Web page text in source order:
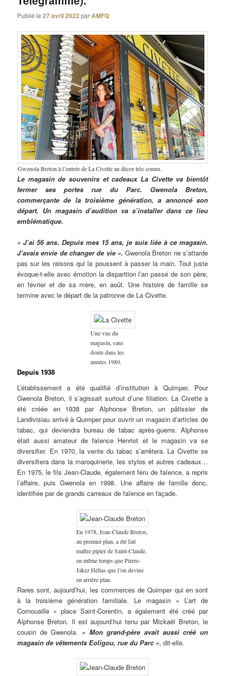
Publié le27 avril 2022 parAMFQ
Gwenola Breton à l’entrée de La Civette au décor très connu.
Le magasin de souvenirs et cadeaux La Civette va bientôt
fermer ses portes rue du Parc. Gwenola Breton,
commerçante de la troisième génération, a annoncé son
départ. Un magasin d’audition va s’installer dans ce lieu
emblématique.
« J’ai 56 ans. Depuis mes 15 ans, je suis liée à ce magasin.
J’avais envie de changer de vie ».Gwenola Breton ne s’attarde
pas sur les raisons qui la poussent à passer la main. Tout juste
évoque-t-elle avec émotion la disparition l’an passé de son père,
en février et de sa mère, en août. Une histoire de famille se
termine avec le départ de la patronne de La Civette.
Une vue du
magasin, sans
doute dans les
années 1980.
Depuis 1938
L’établissement a été qualifié d’institution à Quimper. Pour
Gwenola Breton, il s’agissait surtout d’une filiation. La Civette a
été créée en 1938 par Alphonse Breton, un pâtissier de
Landivisiau arrivé à Quimper pour ouvrir un magasin d’articles de
tabac, qui deviendra bureau de tabac après-guerre. Alphonse
était aussi amateur de faïence Henriot et le magasin va se
diversifier. En 1970, la vente du tabac s’arrêtera. La Civette se
diversifiera dans la maroquinerie, les stylos et autres cadeaux…
En 1975, le fils Jean-Claude, également féru de faïence, a repris
l’affaire, puis Gwenola en 1998. Une affaire de famille donc,
identifiée par de grands carreaux de faïence en façade.
En 1978, Jean-Claude Breton,
au premier plan, a été fait
maître pipier de Saint-Claude,
en même temps que Pierre-
Jakez Hélias que l’on devine
en arrière plan.
Rares sont, aujourd’hui, les commerces de Quimper qui en sont
à la troisième génération familiale. Le magasin « L’art de
Cornouaille » place Saint-Corentin, a également été créé par
Alphonse Breton. Il est aujourd’hui tenu par Mickaël Breton, le
cousin de Gwenola. « Mon grand-père avait aussi créé un
magasin de vêtements Eoligou, rue du Parc », dit-elle.